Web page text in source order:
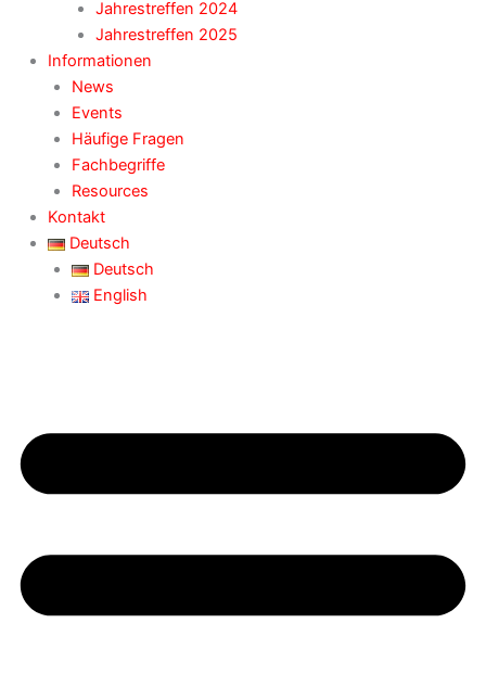
Jahrestreffen 2024
Jahrestreffen 2025
Informationen
News
Events
Häufige Fragen
Fachbegriffe
Resources
Kontakt
Deutsch
Deutsch
English